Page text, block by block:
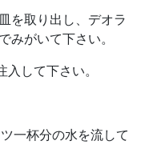
を取り出し、デオラ
みがいて下さい。
して下さい。
一杯分の水を流して